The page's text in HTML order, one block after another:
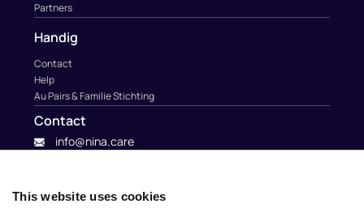
This website uses cookies
Partners
Handig
Contact
Help
Au Pairs & Familie Stichting
Contact
info@nina.care